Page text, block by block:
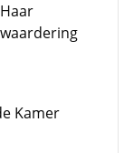
Kamer